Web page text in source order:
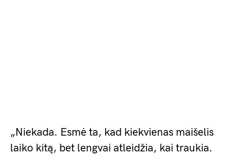
„Niekada. Esmė ta, kad kiekvienas maišelis
laiko kitą, bet lengvai atleidžia, kai traukia.